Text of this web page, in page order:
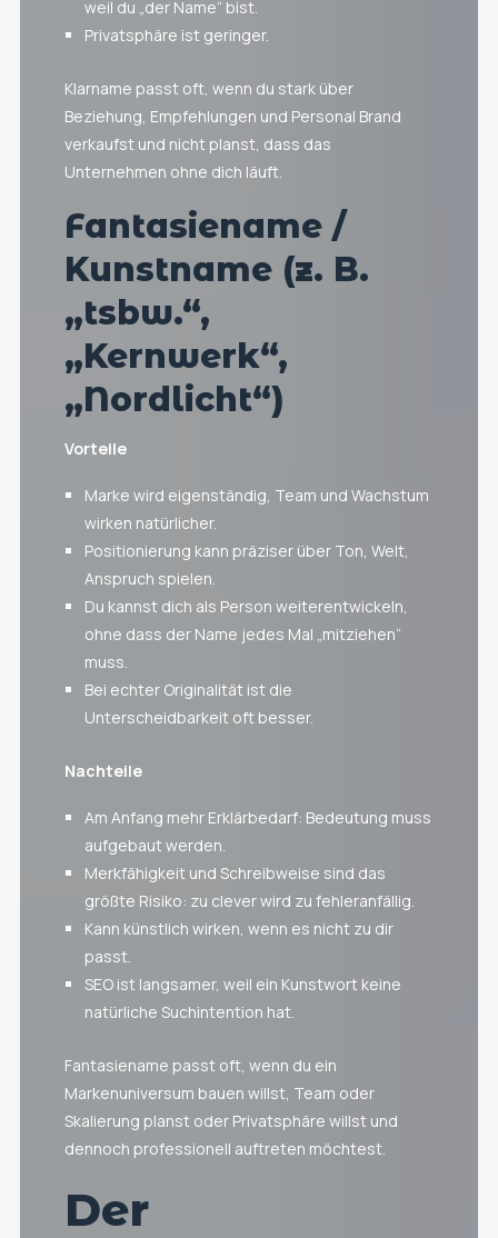
weil du „der Name“ bist.
Privatsphäre ist geringer.
Klarname passt oft, wenn du stark über
Beziehung, Empfehlungen und Personal Brand
verkaufst und nicht planst, dass das
Unternehmen ohne dich läuft.
Fantasiename /
Kunstname (z. B.
„tsbw.“,
„Kernwerk“,
„Nordlicht“)
Vorteile
Marke wird eigenständig, Team und Wachstum
wirken natürlicher.
Positionierung kann präziser über Ton, Welt,
Anspruch spielen.
Du kannst dich als Person weiterentwickeln,
ohne dass der Name jedes Mal „mitziehen“
muss.
Bei echter Originalität ist die
Unterscheidbarkeit oft besser.
Nachteile
Am Anfang mehr Erklärbedarf: Bedeutung muss
aufgebaut werden.
Merkfähigkeit und Schreibweise sind das
größte Risiko: zu clever wird zu fehleranfällig.
Kann künstlich wirken, wenn es nicht zu dir
passt.
SEO ist langsamer, weil ein Kunstwort keine
natürliche Suchintention hat.
Fantasiename passt oft, wenn du ein
Markenuniversum bauen willst, Team oder
Skalierung planst oder Privatsphäre willst und
dennoch professionell auftreten möchtest.
Der